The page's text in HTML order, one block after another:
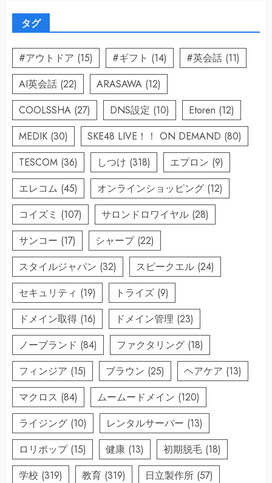
タグ
#アウトドア (15) #ギフト (14) #英会話 (11)
AI英会話 (22) ARASAWA (12)
COOLSSHA (27) DNS設定 (10) Etoren (12)
MEDIK (30) SKE48 LIVE！！ ON DEMAND (80)
TESCOM (36) しつけ (318) エプロン (9)
エレコム (45) オンラインショッピング (12)
コイズミ (107) サロンドロワイヤル (28)
サンコー (17) シャープ(22)
スタイルジャパン (32) スピークエル (24)
セキュリティ (19) トライズ (9)
ドメイン取得 (16) ドメイン管理 (23)
ノーブランド (84) ファクタリング (18)
フィンジア (15) ブラウン (25) ヘアケア (13)
マクロス (84) ムームードメイン (120)
ライジング (10) レンタルサーバー (13)
ロリポップ(15) 健康 (13) 初期脱毛 (18)
学校 (319) 教育 (319) 日立製作所 (57)